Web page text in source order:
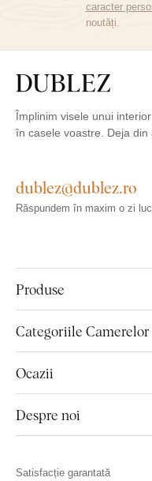
caracter
noutăți.
Împlinim visele unui
în casele voastre. Deja din
Produse
Categoriile Camerelor
Ocazii
Despre noi
dublez@dublez.ro
Răspundem în maxim o zi
Satisfacție garantată